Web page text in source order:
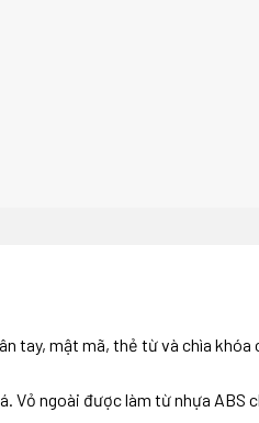
tay, mật mã, thẻ từ và chìa khóa
Vỏ ngoài được làm từ nhựa ABS